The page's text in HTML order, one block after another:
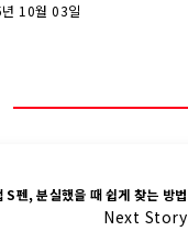
10월 03일
S펜, 분실했을 때 쉽게 찾는 방법
Next Story